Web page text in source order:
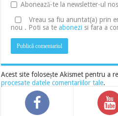
Abonează-te la newsletter-ul
Vreau sa fiu anuntat(a) prin
nou . Poti sa teabonezi si fara a
Acest site folosește Akismet pentru a
procesate datele comentariilor tale.